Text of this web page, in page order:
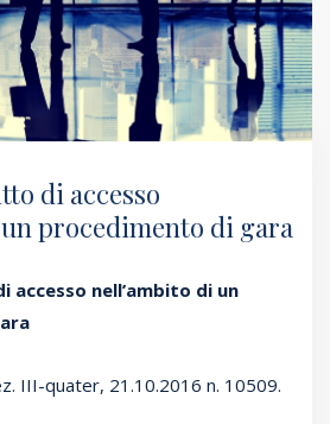
di accesso
procedimento di gara
nell’ambito di un
III-quater, 21.10.2016 n. 10509.